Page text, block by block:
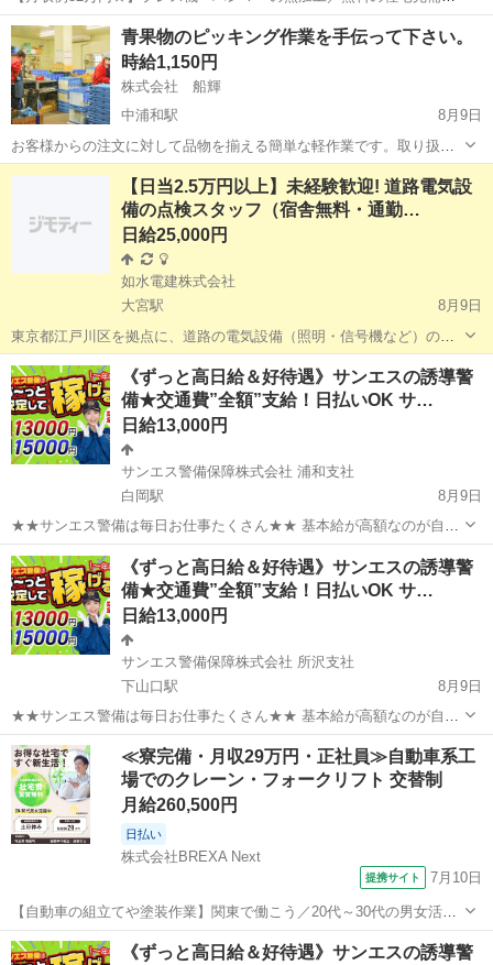
食堂利用可 人気の工場のお仕事 ◇プレス機・ハンマーを使用した熱間
加工業務◇ 加圧力の異なるプレス機・ハンマーを使用した、熱間加工
工程です。 ・金属材料を...
埼玉 桶川市 桶川駅 その他
青果物のピッキング作業を手伝って下さい。
時給1,150円
株式会社 船輝
中浦和駅
8月9日
お客様からの注文に対して品物を揃える簡単な軽作業です。取り扱い
は青果物ほかです。 空調の効いた作業場内での仕事になるので、夏は
涼しく、冬は暖かい環境です。 勤務時間については、始業は8:30から
になります。終業は曜日によ...
埼玉 さいたま市 中浦和駅 仕分け
【日当2.5万円以上】未経験歓迎! 道路電気設
備の点検スタッフ（宿舎無料・通勤…
日給25,000円
如水電建株式会社
大宮駅
8月9日
東京都江戸川区を拠点に、道路の電気設備（照明・信号機など）の点
検作業スタッフを1名募集します。 通勤が難しい方には、宿舎として
マンスリータイプのワンルームマンション（1名入居）を会社負担でご
用意します。 また、採用時...
埼玉 川口市 大宮駅 その他 スタッフ
《ずっと高日給＆好待遇》サンエスの誘導警
備★交通費”全額”支給！日払いOK サ…
日給13,000円
サンエス警備保障株式会社 浦和支社
白岡駅
8月9日
★★サンエス警備は毎日お仕事たくさん★★ 基本給が高額なのが自慢
♪未経験も大歓迎！ ＞＞常に現場豊富&交通費モチロン全額支給＜＜
『完全直行直帰でラクラク』 現場への直行直帰が基本で、毎週・毎月
等の定期的な出社は不要です！ ...
埼玉 白岡市 白岡駅 警備員 サンエス警備保障株式会社
《ずっと高日給＆好待遇》サンエスの誘導警
備★交通費”全額”支給！日払いOK サ…
日給13,000円
サンエス警備保障株式会社 所沢支社
下山口駅
8月9日
★★サンエス警備は毎日お仕事たくさん★★ 基本給が高額なのが自慢
♪未経験も大歓迎！ ＞＞常に現場豊富&交通費モチロン全額支給＜＜
『完全直行直帰でラクラク』 現場への直行直帰が基本で、毎週・毎月
等の定期的な出社は不要です！ ...
埼玉 所沢市 下山口駅 警備員
サンエス警備保障株式会社
≪寮完備・月収29万円・正社員≫自動車系工
場でのクレーン・フォークリフト 交替制
月給260,500円
日払い
株式会社BREXA Next
提携サイト 7月10日
【自動車の組立てや塗装作業】関東で働こう／20代～30代の男女活躍
中／寮費実質無料＆赴任旅費会社負担◎ 人気の工場のお仕事 ◇自動車
の組立てや塗装作業◇ 【プレス工程】 金型をセットし、鉄板をプレス
埼玉 その他
《ずっと高日給＆好待遇》サンエスの誘導警